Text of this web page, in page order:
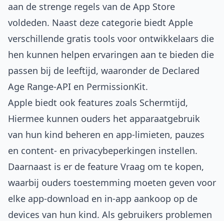
aan de strenge regels van de App Store
voldeden. Naast deze categorie biedt Apple
verschillende gratis tools voor ontwikkelaars die
hen kunnen helpen ervaringen aan te bieden die
passen bij de leeftijd, waaronder de Declared
Age Range-API en PermissionKit.
Apple biedt ook features zoals Schermtijd,
Hiermee kunnen ouders het apparaatgebruik
van hun kind beheren en app-limieten, pauzes
en content- en privacybeperkingen instellen.
Daarnaast is er de feature Vraag om te kopen,
waarbij ouders toestemming moeten geven voor
elke app-download en in-app aankoop op de
devices van hun kind. Als gebruikers problemen